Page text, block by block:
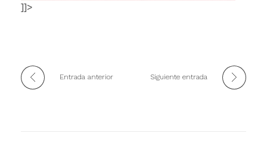
]]>
Entrada anterior Siguiente entrada